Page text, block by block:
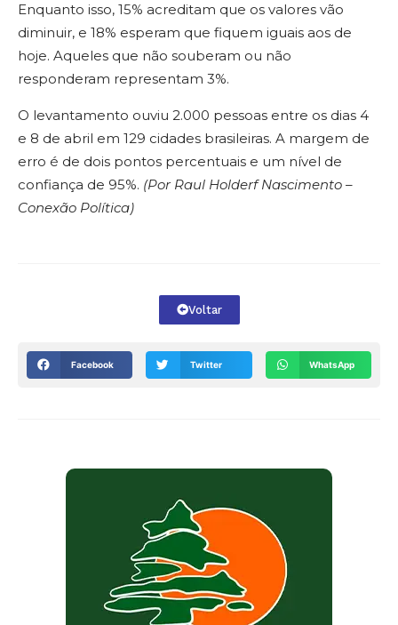
Enquanto isso, 15% acreditam que os valores vão
diminuir, e 18% esperam que fiquem iguais aos de
hoje. Aqueles que não souberam ou não
responderam representam 3%.
O levantamento ouviu 2.000 pessoas entre os dias 4
e 8 de abril em 129 cidades brasileiras. A margem de
erro é de dois pontos percentuais e um nível de
confiança de 95%. (Por Raul Holderf Nascimento –
Conexão Política)
Voltar
Facebook Twitter WhatsApp